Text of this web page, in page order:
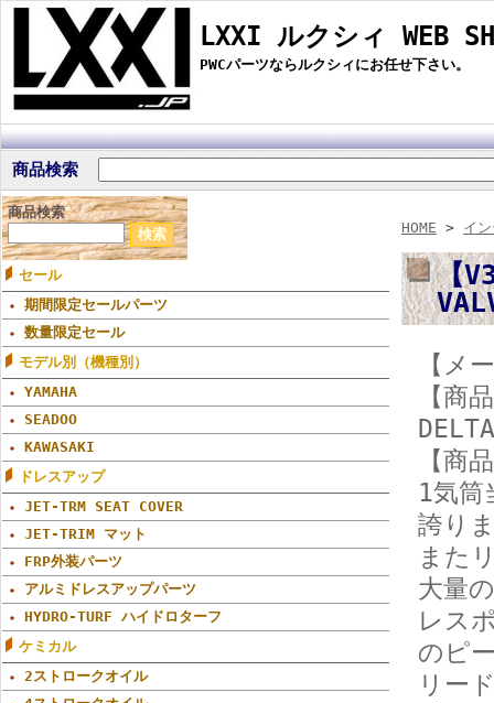
LXXI ルクシィ WEB
PWCパーツならルクシィにお任せ下さい。
商品検索
商品検索
セール
期間限定セールパーツ
数量限定セール
モデル別（機種別）
YAMAHA
SEADOO
KAWASAKI
ドレスアップ
JET-TRM SEAT COVER
JET-TRIM マット
FRP外装パーツ
アルミドレスアップパーツ
HYDRO-TURF ハイドロターフ
ケミカル
2ストロークオイル
HOME > イ
【
【メ
【商
【商
1気筒
誇り
また
大量
レス
のピ
リー